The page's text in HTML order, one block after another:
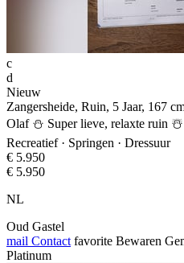
c
d
Nieuw
Zangersheide, Ruin, 5 Jaar, 167
Olaf ⛄️ Super lieve, relaxte ruin ☃️
Recreatief · Springen · Dressuur
€ 5.950
€ 5.950
NL
Oud Gastel
mail Contact favorite Bewaren
Platinum